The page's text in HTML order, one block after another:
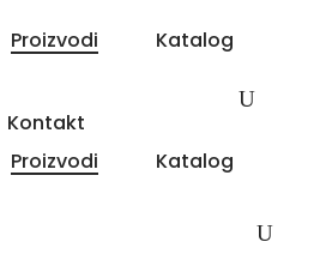
Proizvodi Katalog
Proizvodi Katalog
Kontakt